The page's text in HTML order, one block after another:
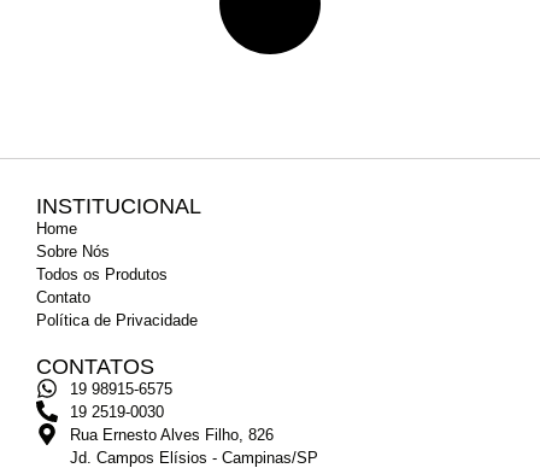
INSTITUCIONAL
Home
Sobre Nós
Todos os Produtos
Contato
Política de Privacidade
CONTATOS
19 98915-6575
19 2519-0030
Rua Ernesto Alves Filho, 826
Jd. Campos Elísios - Campinas/SP